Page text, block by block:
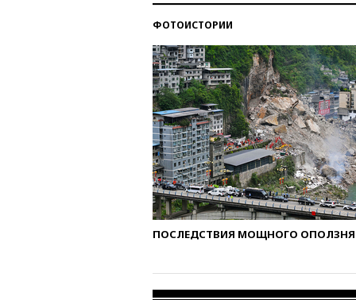
ФОТОИСТОРИИ
ПОСЛЕДСТВИЯ МОЩНОГО ОПОЛЗНЯ